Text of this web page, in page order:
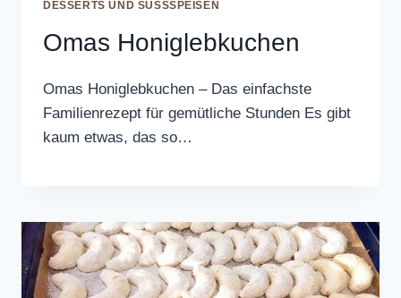
DESSERTS UND SÜSSSPEISEN
Omas Honiglebkuchen
Omas Honiglebkuchen – Das einfachste
Familienrezept für gemütliche Stunden Es gibt
kaum etwas, das so…